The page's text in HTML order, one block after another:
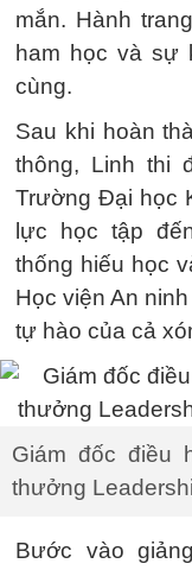
mắn. Hành
ham học và sự
cùng.
Sau khi hoàn
thông, Linh thi
Trường Đại học
lực học tập
thống hiếu học
Học viện An
tự hào của cả
Giám đốc điều
thưởng
Bước vào